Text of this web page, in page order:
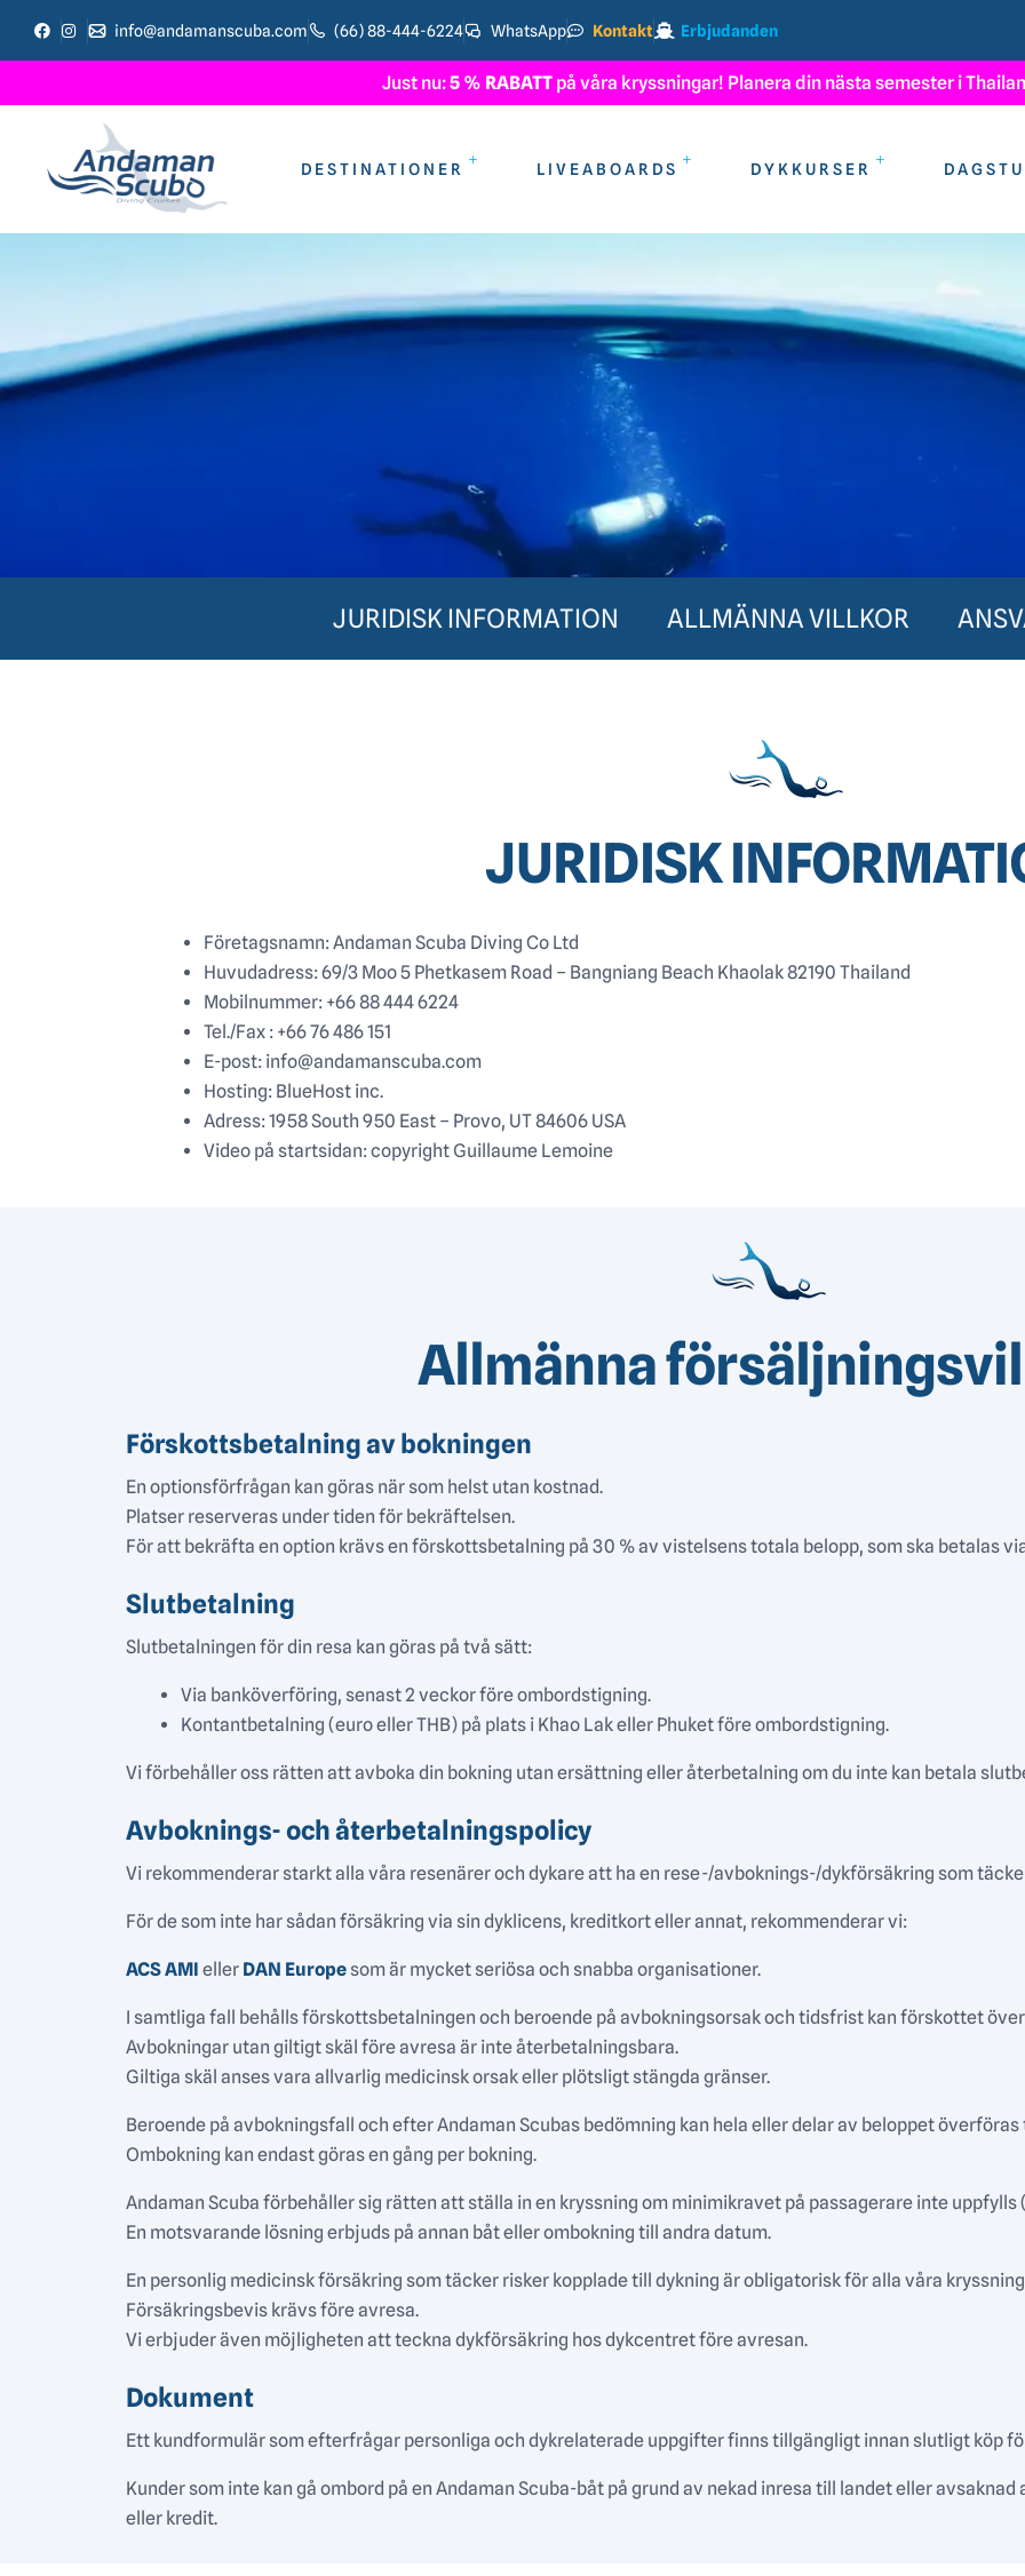
info@andamanscuba.com (66) 88-444-6224 WhatsApp Kontakt Erbjudanden
Just nu:5 % RABATT på våra kryssningar! Planera din nästa semester i
DESTINATIONER LIVEABOARDS DYKKURSER
JURIDISK INFORMATION ALLMÄNNA VILLKOR
JURIDISK
Företagsnamn: Andaman Scuba Diving Co Ltd
Huvudadress: 69/3 Moo 5 Phetkasem Road – Bangniang Beach Khaolak 82190 Thailand
Mobilnummer: +66 88 444 6224
Tel./Fax : +66 76 486 151
E-post: info@andamanscuba.com
Hosting: BlueHost inc.
Adress: 1958 South 950 East – Provo, UT 84606 USA
Video på startsidan: copyright Guillaume Lemoine
Allmänna
Förskottsbetalning av bokningen
En optionsförfrågan kan göras när som helst utan kostnad.
Platser reserveras under tiden för bekräftelsen.
För att bekräfta en option krävs en förskottsbetalning på 30 % av vistelsens totala belopp, som ska betalas
Slutbetalning
Slutbetalningen för din resa kan göras på två sätt:
Via banköverföring, senast 2 veckor före ombordstigning.
Kontantbetalning (euro eller THB) på plats i Khao Lak eller Phuket före ombordstigning.
Vi förbehåller oss rätten att avboka din bokning utan ersättning eller återbetalning om du inte kan betala
Avboknings- och återbetalningspolicy
Vi rekommenderar starkt alla våra resenärer och dykare att ha en rese-/avboknings-/dykförsäkring som
För de som inte har sådan försäkring via sin dyklicens, kreditkort eller annat, rekommenderar vi:
ACS AMI eller DAN Europe som är mycket seriösa och snabba organisationer.
I samtliga fall behålls förskottsbetalningen och beroende på avbokningsorsak och tidsfrist kan förskottet
Avbokningar utan giltigt skäl före avresa är inte återbetalningsbara.
Giltiga skäl anses vara allvarlig medicinsk orsak eller plötsligt stängda gränser.
Beroende på avbokningsfall och efter Andaman Scubas bedömning kan hela eller delar av beloppet
Ombokning kan endast göras en gång per bokning.
Andaman Scuba förbehåller sig rätten att ställa in en kryssning om minimikravet på passagerare inte
En motsvarande lösning erbjuds på annan båt eller ombokning till andra datum.
En personlig medicinsk försäkring som täcker risker kopplade till dykning är obligatorisk för alla våra
Försäkringsbevis krävs före avresa.
Vi erbjuder även möjligheten att teckna dykförsäkring hos dykcentret före avresan.
Dokument
Ett kundformulär som efterfrågar personliga och dykrelaterade uppgifter finns tillgängligt innan slutligt köp
Kunder som inte kan gå ombord på en Andaman Scuba-båt på grund av nekad inresa till landet eller
eller kredit.